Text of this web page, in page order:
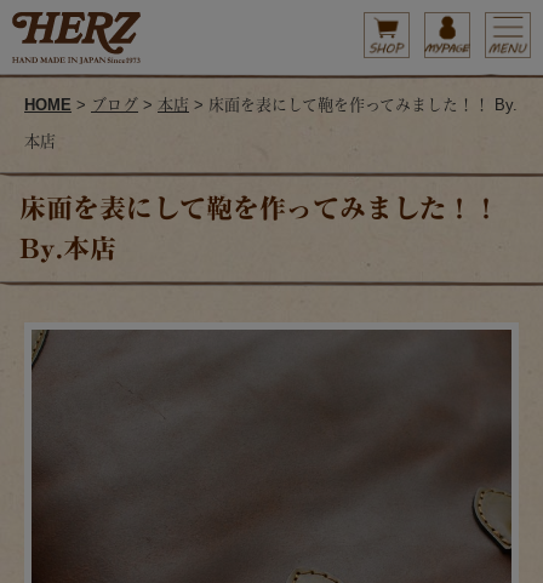
HOME > ブログ > 本店 > 床面を表にして鞄を作ってみました！！ By.
本店
床面を表にして鞄を作ってみました！！
By.本店